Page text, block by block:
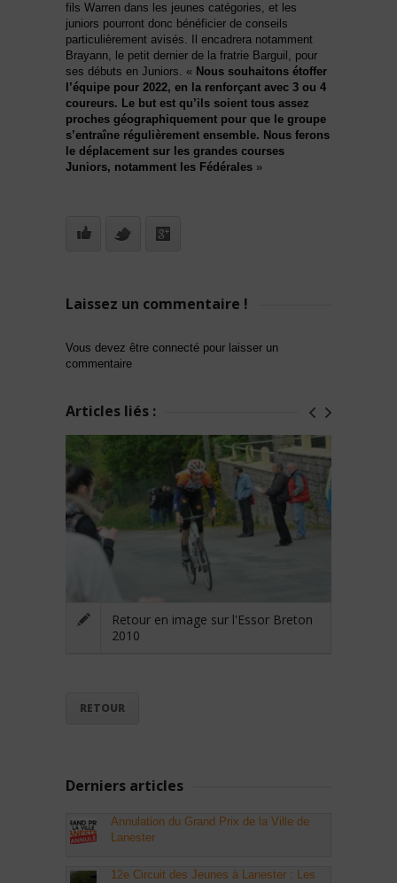
fils Warren dans les jeunes catégories, et les
juniors pourront donc bénéficier de conseils
particulièrement avisés. Il encadrera notamment
Brayann, le petit dernier de la fratrie Barguil, pour
ses débuts en Juniors. « Nous souhaitons étoffer
l’équipe pour 2022, en la renforçant avec 3 ou 4
coureurs. Le but est qu’ils soient tous assez
proches géographiquement pour que le groupe
s’entraîne régulièrement ensemble. Nous ferons
le déplacement sur les grandes courses
Juniors, notamment les Fédérales »
Laissez un commentaire !
Vous devez être connecté pour laisser un
commentaire
Articles liés :
Retour en image sur l'Essor Breton
2010
RETOUR
Derniers articles
Annulation du Grand Prix de la Ville de
Lanester
12e Circuit des Jeunes à Lanester : Les